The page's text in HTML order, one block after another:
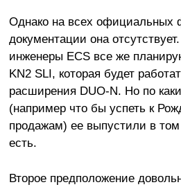
Однако на всех официальных
документации она
инженеры ECS все же
KN2 SLI, которая будет
расширения DUO-N. Но по
(например что бы успеть к
продажам) ее выпустили в
есть.
Второе предположение